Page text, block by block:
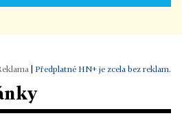
Předplatné HN+ je zcela bez reklam.